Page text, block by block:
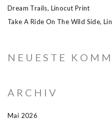
Dream Trails, Linocut Print
Take A Ride On The Wild Side,
NEUESTE
ARCHIV
Mai 2026